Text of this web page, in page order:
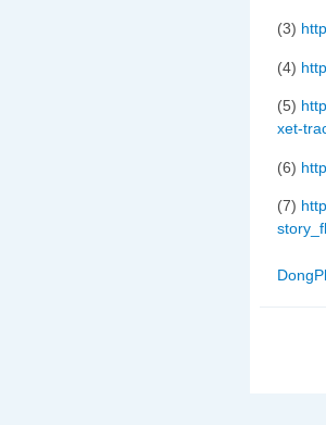
(3)
(4)
(5)
xet-
(6)
(7)